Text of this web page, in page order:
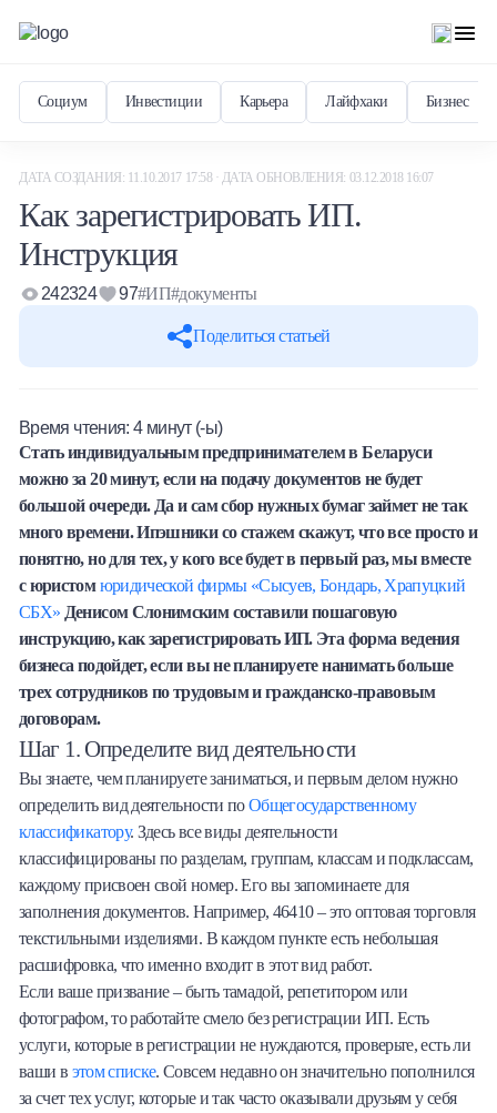
Социум Инвестиции Карьера Лайфхаки Бизнес
Халва
Онлайн-обменник
Премиальный сервис Prime Line
Мобильный банк MOBY
Потребительский кредит
Карта КАКТУС
Продукты для Бизнеса
ДАТА СОЗДАНИЯ: 11.10.2017 17:58 · ДАТА ОБНОВЛЕНИЯ: 03.12.2018 16:07
Как зарегистрировать ИП.
Инструкция
Поделиться статьей
242324 97#ИП#документы
Время чтения:4 минут (-ы)
Стать индивидуальным предпринимателем в Беларуси
можно за 20 минут, если на подачу документов не будет
большой очереди. Да и сам сбор нужных бумаг займет не так
много времени. Ипэшники со стажем скажут, что все просто и
понятно, но для тех, у кого все будет в первый раз, мы вместе
с юристомюридической фирмы «Сысуев, Бондарь, Храпуцкий
СБХ» Денисом Слонимским составили пошаговую
инструкцию, как зарегистрировать ИП. Эта форма ведения
бизнеса подойдет, если вы не планируете нанимать больше
трех сотрудников по трудовым и гражданско-правовым
договорам.
Шаг 1. Определите вид деятельности
Вы знаете, чем планируете заниматься, и первым делом нужно
определить вид деятельности поОбщегосударственному
классификатору. Здесь все виды деятельности
классифицированы по разделам, группам, классам и подклассам,
каждому присвоен свой номер. Его вы запоминаете для
заполнения документов. Например, 46410 – это оптовая торговля
текстильными изделиями. В каждом пункте есть небольшая
расшифровка, что именно входит в этот вид работ.
Если ваше призвание – быть тамадой, репетитором или
фотографом, то работайте смело без регистрации ИП. Есть
услуги, которые в регистрации не нуждаются, проверьте, есть ли
ваши в этом списке. Совсем недавно он значительно пополнился
за счет тех услуг, которые и так часто оказывали друзьям у себя